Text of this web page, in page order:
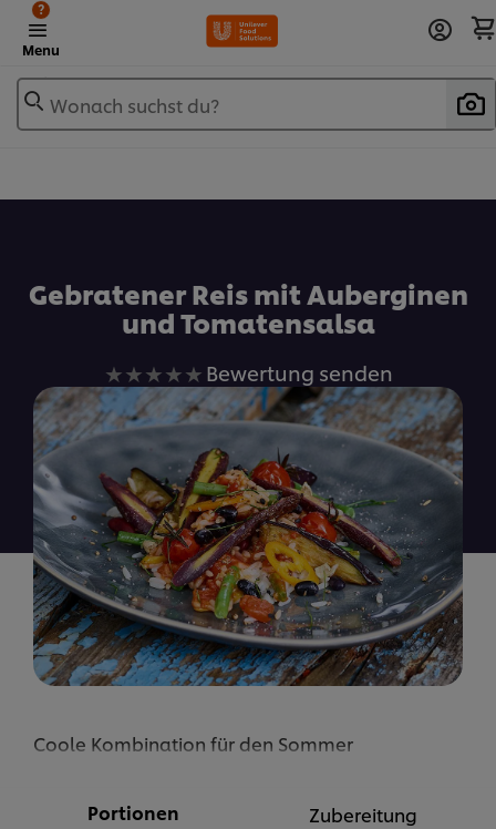
Menu
?
Wonach suchst du?
Gebratener Reis mit Auberginen
und Tomatensalsa
Keine
Bewertungen
für
dieses
recipe
abgegeben
Bewertung senden
Coole Kombination für den Sommer
Portionen Zubereitung